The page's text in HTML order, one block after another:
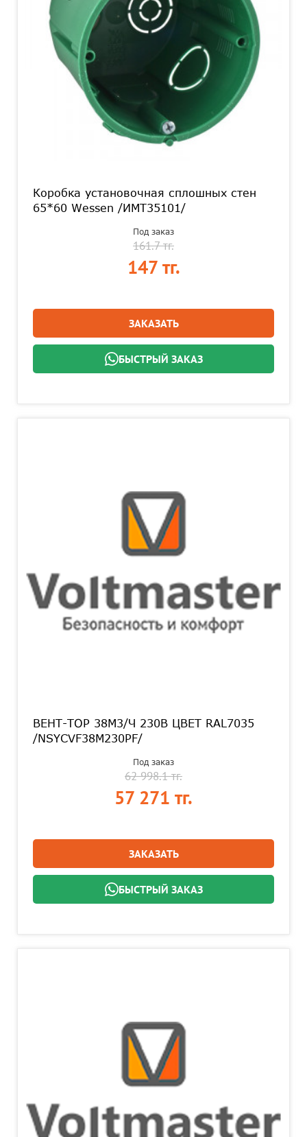
Коробка установочная сплошных стен
65*60 Wessen /ИМТ35101/
Под заказ
161.7 тг.
147 тг.
ЗАКАЗАТЬ
БЫСТРЫЙ ЗАКАЗ
ВЕНТ-ТОР 38M3/Ч 230В ЦВЕТ RAL7035
/NSYCVF38M230PF/
Под заказ
62 998.1 тг.
57 271 тг.
ЗАКАЗАТЬ
БЫСТРЫЙ ЗАКАЗ